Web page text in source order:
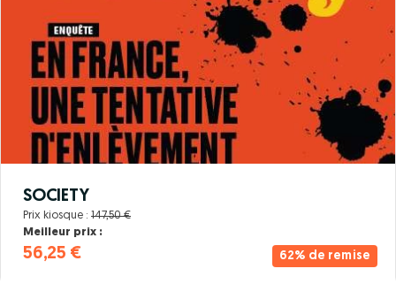
62% de remise
SOCIETY
Prix kiosque : 147,50 €
Meilleur prix :
56,25 €